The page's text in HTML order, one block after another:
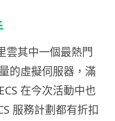
雲其中一個最熱門
的虛擬伺服器，滿
在今次活動中也
服務計劃都有折扣